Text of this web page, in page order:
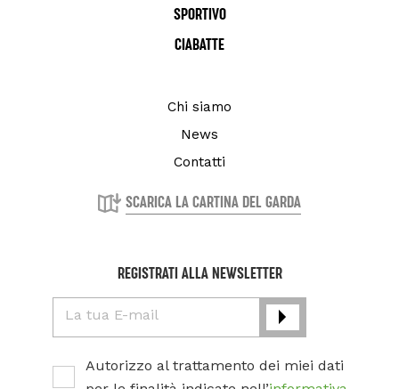
SPORTIVO
CIABATTE
Chi siamo
News
Contatti
SCARICA LA CARTINA DEL GARDA
REGISTRATI ALLA NEWSLETTER
La tua E-mail
Autorizzo al trattamento dei miei dati